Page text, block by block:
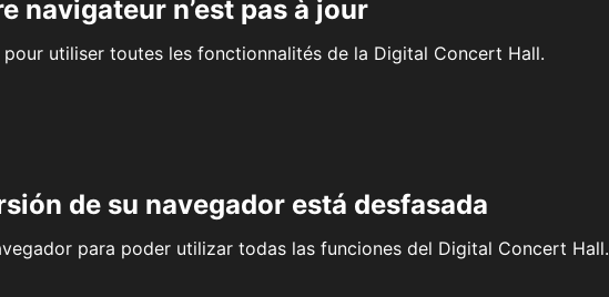
navigateur n’est pas à jour
utiliser toutes les fonctionnalités de la Digital Concert Hall.
de su navegador está desfasada
para poder utilizar todas las funciones del Digital Concert Hall.